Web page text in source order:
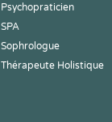
Psychopraticien
SPA
Sophrologue
Thérapeute Holistique